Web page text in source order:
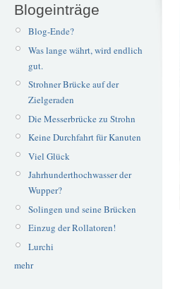
Blogeinträge
Blog-Ende?
Was lange währt, wird endlich
gut.
Strohner Brücke auf der
Zielgeraden
Die Messerbrücke zu Strohn
Keine Durchfahrt für Kanuten
Viel Glück
Jahrhunderthochwasser der
Wupper?
Solingen und seine Brücken
Einzug der Rollatoren!
Lurchi
mehr